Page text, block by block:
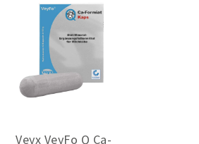
Veyx VeyFo Q Ca-